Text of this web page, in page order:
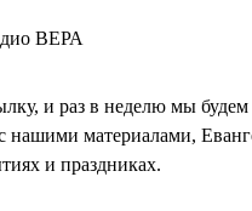
ВЕРА
и раз в неделю мы будем
нашими материалами,
и праздниках.